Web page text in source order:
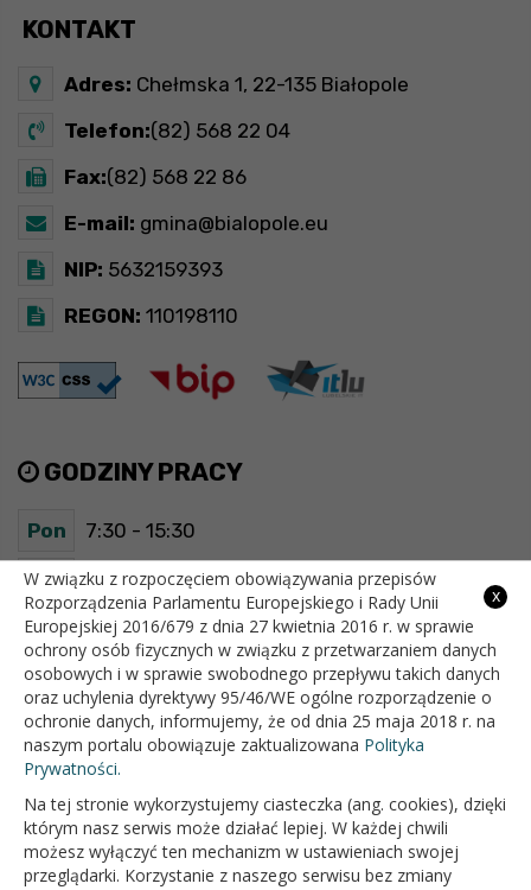
KONTAKT
Adres: Chełmska 1, 22-135 Białopole
Telefon:(82) 568 22 04
Fax:(82) 568 22 86
E-mail: gmina@bialopole.eu
NIP: 5632159393
REGON: 110198110
GODZINY PRACY
Pon 7:30 - 15:30
Wt 7:30 - 15:30
Śr 7:30 - 15:30
Czw 7:30 - 15:30
Pt 7:30 - 15:30
OFICJALNY SERWIS INTERNETOWY GMINY BIAŁOPOLE
x
W związku z rozpoczęciem obowiązywania przepisów
Rozporządzenia Parlamentu Europejskiego i Rady Unii
Europejskiej 2016/679 z dnia 27 kwietnia 2016 r. w sprawie
ochrony osób fizycznych w związku z przetwarzaniem danych
osobowych i w sprawie swobodnego przepływu takich danych
oraz uchylenia dyrektywy 95/46/WE ogólne rozporządzenie o
ochronie danych, informujemy, że od dnia 25 maja 2018 r. na
naszym portalu obowiązuje zaktualizowana Polityka
Prywatności.
Na tej stronie wykorzystujemy ciasteczka (ang. cookies), dzięki
którym nasz serwis może działać lepiej. W każdej chwili
możesz wyłączyć ten mechanizm w ustawieniach swojej
przeglądarki. Korzystanie z naszego serwisu bez zmiany